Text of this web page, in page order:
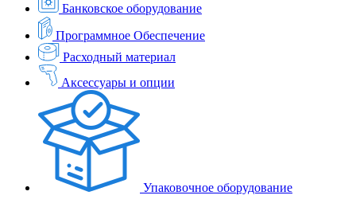
Банковское оборудование
Программное Обеспечение
Расходный материал
Аксессуары и опции
Упаковочное оборудование